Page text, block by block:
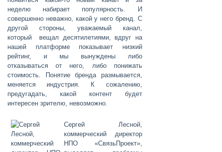
неделю набирает популярность. И
совершенно неважно, какой у него бренд. С
другой стороны, уважаемый канал,
который вещал десятилетиями, вдруг на
нашей платформе показывает низкий
рейтинг, и мы вынуждены либо
отказываться от него, либо понижать
стоимость. Понятие бренда размывается,
меняется индустрия. К сожалению,
предугадать, какой контент будет
интересен зрителю, невозможно.
Сергей Лесной,
коммерческий директор
НПО «СвязьПроект»,